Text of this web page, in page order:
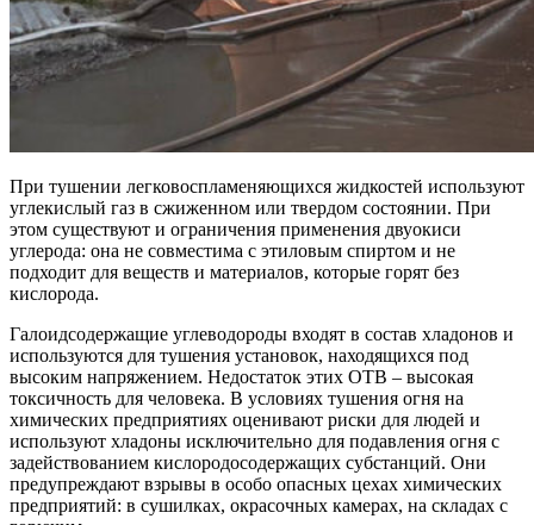
При тушении легковоспламеняющихся жидкостей используют
углекислый газ в сжиженном или твердом состоянии. При
этом существуют и ограничения применения двуокиси
углерода: она не совместима с этиловым спиртом и не
подходит для веществ и материалов, которые горят без
кислорода.
Галоидсодержащие углеводороды входят в состав хладонов и
используются для тушения установок, находящихся под
высоким напряжением. Недостаток этих ОТВ – высокая
токсичность для человека. В условиях тушения огня на
химических предприятиях оценивают риски для людей и
используют хладоны исключительно для подавления огня с
задействованием кислородосодержащих субстанций. Они
предупреждают взрывы в особо опасных цехах химических
предприятий: в сушилках, окрасочных камерах, на складах с